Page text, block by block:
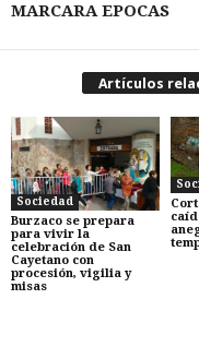
MARCARA EPOCAS
Artículos
Sociedad
Burzaco se prepara
para vivir la
celebración de San
Cayetano con
procesión, vigilia y
misas